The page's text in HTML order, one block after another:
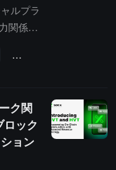
体験と
日中
をさ
張に使
ン$ME
を集め
ルプラ
関係を
ーに
が市場
。Root
フィ
人物
マスクネットワーク
ク関
ック
ョン